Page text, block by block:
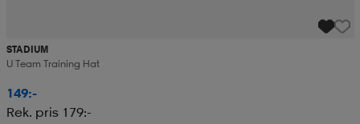
STADIUM
U Team Training Hat
149:-
Rek. pris 179:-